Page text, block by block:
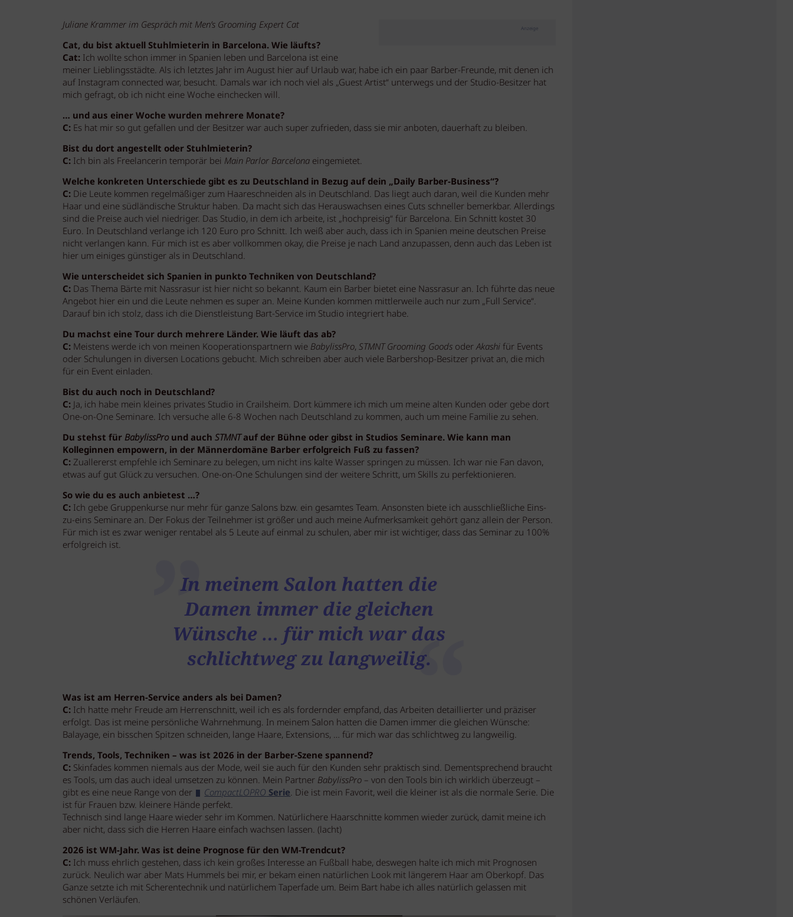
Anzeige
Juliane Krammer im Gespräch mit Men’s Grooming Expert Cat
Cat, du bist aktuell Stuhlmieterin in Barcelona. Wie läufts?
Cat: Ich wollte schon immer in Spanien leben und Barcelona ist eine
meiner Lieblingsstädte. Als ich letztes Jahr im August hier auf Urlaub war, habe ich ein paar Barber-Freunde, mit denen ich
auf Instagram connected war, besucht. Damals war ich noch viel als „Guest Artist“ unterwegs und der Studio-Besitzer hat
mich gefragt, ob ich nicht eine Woche einchecken will.
… und aus einer Woche wurden mehrere Monate?
C: Es hat mir so gut gefallen und der Besitzer war auch super zufrieden, dass sie mir anboten, dauerhaft zu bleiben.
Bist du dort angestellt oder Stuhlmieterin?
C: Ich bin als Freelancerin temporär bei Main Parlor Barcelonaeingemietet.
Welche konkreten Unterschiede gibt es zu Deutschland in Bezug auf dein „Daily Barber-Business“?
C: Die Leute kommen regelmäßiger zum Haareschneiden als in Deutschland. Das liegt auch daran, weil die Kunden mehr
Haar und eine südländische Struktur haben. Da macht sich das Herauswachsen eines Cuts schneller bemerkbar. Allerdings
sind die Preise auch viel niedriger. Das Studio, in dem ich arbeite, ist „hochpreisig“ für Barcelona. Ein Schnitt kostet 30
Euro. In Deutschland verlange ich 120 Euro pro Schnitt. Ich weiß aber auch, dass ich in Spanien meine deutschen Preise
nicht verlangen kann. Für mich ist es aber vollkommen okay, die Preise je nach Land anzupassen, denn auch das Leben ist
hier um einiges günstiger als in Deutschland.
Wie unterscheidet sich Spanien in punkto Techniken von Deutschland?
C: Das Thema Bärte mit Nassrasur ist hier nicht so bekannt. Kaum ein Barber bietet eine Nassrasur an. Ich führte das neue
Angebot hier ein und die Leute nehmen es super an. Meine Kunden kommen mittlerweile auch nur zum „Full Service“.
Darauf bin ich stolz, dass ich die Dienstleistung Bart-Service im Studio integriert habe.
Du machst eine Tour durch mehrere Länder. Wie läuft das ab?
C: Meistens werde ich von meinen Kooperationspartnern wie BabylissPro, STMNT Grooming GoodsoderAkashifür Events
oder Schulungen in diversen Locations gebucht. Mich schreiben aber auch viele Barbershop-Besitzer privat an, die mich
für ein Event einladen.
Bist du auch noch in Deutschland?
C: Ja, ich habe mein kleines privates Studio in Crailsheim. Dort kümmere ich mich um meine alten Kunden oder gebe dort
One-on-One Seminare. Ich versuche alle 6-8 Wochen nach Deutschland zu kommen, auch um meine Familie zu sehen.
Du stehst für BabylissPround auch STMNTauf der Bühne oder gibst in Studios Seminare. Wie kann man
Kolleginnen empowern, in der Männerdomäne Barber erfolgreich Fuß zu fassen?
C: Zuallererst empfehle ich Seminare zu belegen, um nicht ins kalte Wasser springen zu müssen. Ich war nie Fan davon,
etwas auf gut Glück zu versuchen. One-on-One Schulungen sind der weitere Schritt, um Skills zu perfektionieren.
So wie du es auch anbietest …?
C: Ich gebe Gruppenkurse nur mehr für ganze Salons bzw. ein gesamtes Team. Ansonsten biete ich ausschließliche Eins-
zu-eins Seminare an. Der Fokus der Teilnehmer ist größer und auch meine Aufmerksamkeit gehört ganz allein der Person.
Für mich ist es zwar weniger rentabel als 5 Leute auf einmal zu schulen, aber mir ist wichtiger, dass das Seminar zu 100%
erfolgreich ist.
In meinem Salon hatten die
Damen immer die gleichen
Wünsche … für mich war das
schlichtweg zu langweilig.
Was ist am Herren-Service anders als bei Damen?
C: Ich hatte mehr Freude am Herrenschnitt, weil ich es als fordernder empfand, das Arbeiten detaillierter und präziser
erfolgt. Das ist meine persönliche Wahrnehmung. In meinem Salon hatten die Damen immer die gleichen Wünsche:
Balayage, ein bisschen Spitzen schneiden, lange Haare, Extensions, … für mich war das schlichtweg zu langweilig.
Trends, Tools, Techniken – was ist 2026 in der Barber-Szene spannend?
C: Skinfades kommen niemals aus der Mode, weil sie auch für den Kunden sehr praktisch sind. Dementsprechend braucht
es Tools, um das auch ideal umsetzen zu können. Mein Partner BabylissPro– von den Tools bin ich wirklich überzeugt –
gibt es eine neue Range von der
CompactLOPROSerie. Die ist mein Favorit, weil die kleiner ist als die normale Serie. Die
ist für Frauen bzw. kleinere Hände perfekt.
Technisch sind lange Haare wieder sehr im Kommen. Natürlichere Haarschnitte kommen wieder zurück, damit meine ich
aber nicht, dass sich die Herren Haare einfach wachsen lassen. (lacht)
2026 ist WM-Jahr. Was ist deine Prognose für den WM-Trendcut?
C: Ich muss ehrlich gestehen, dass ich kein großes Interesse an Fußball habe, deswegen halte ich mich mit Prognosen
zurück. Neulich war aber Mats Hummels bei mir, er bekam einen natürlichen Look mit längerem Haar am Oberkopf. Das
Ganze setzte ich mit Scherentechnik und natürlichem Taperfade um. Beim Bart habe ich alles natürlich gelassen mit
schönen Verläufen.